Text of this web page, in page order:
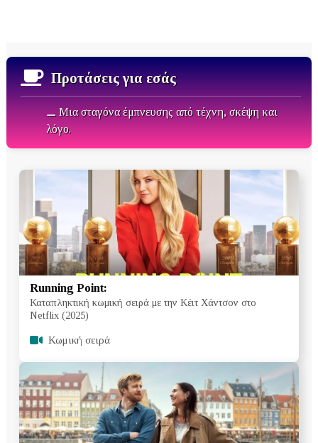
Προτάσεις για εσάς
⚊ Μια σταγόνα έμπνευσης από τέχνη, σκέψη και
λόγο.
Running Point:
Καταπληκτική κωμική σειρά με την Κέιτ Χάντσον στο
Netflix (2025)
Κωμική σειρά